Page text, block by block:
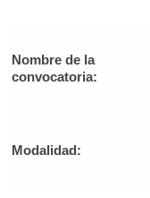
Nombre de la
convocatoria:
Modalidad: